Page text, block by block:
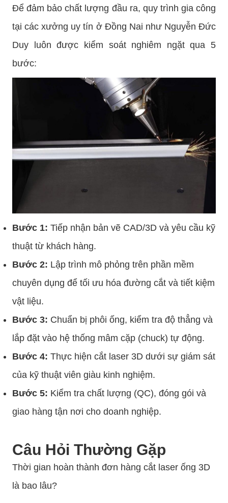
Để đảm bảo chất lượng đầu ra, quy trình gia công
tại các xưởng uy tín ở Đồng Nai như Nguyễn Đức
Duy luôn được kiểm soát nghiêm ngặt qua 5
bước:
Bước 1: Tiếp nhận bản vẽ CAD/3D và yêu cầu kỹ
thuật từ khách hàng.
Bước 2: Lập trình mô phỏng trên phần mềm
chuyên dụng để tối ưu hóa đường cắt và tiết kiệm
vật liệu.
Bước 3: Chuẩn bị phôi ống, kiểm tra độ thẳng và
lắp đặt vào hệ thống mâm cặp (chuck) tự động.
Bước 4: Thực hiện cắt laser 3D dưới sự giám sát
của kỹ thuật viên giàu kinh nghiệm.
Bước 5: Kiểm tra chất lượng (QC), đóng gói và
giao hàng tận nơi cho doanh nghiệp.
Câu Hỏi Thường Gặp
Thời gian hoàn thành đơn hàng cắt laser ống 3D
là bao lâu?